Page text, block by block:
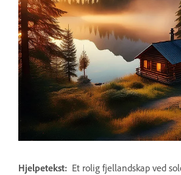
Hjelpetekst: Et rolig fjellandskap ved